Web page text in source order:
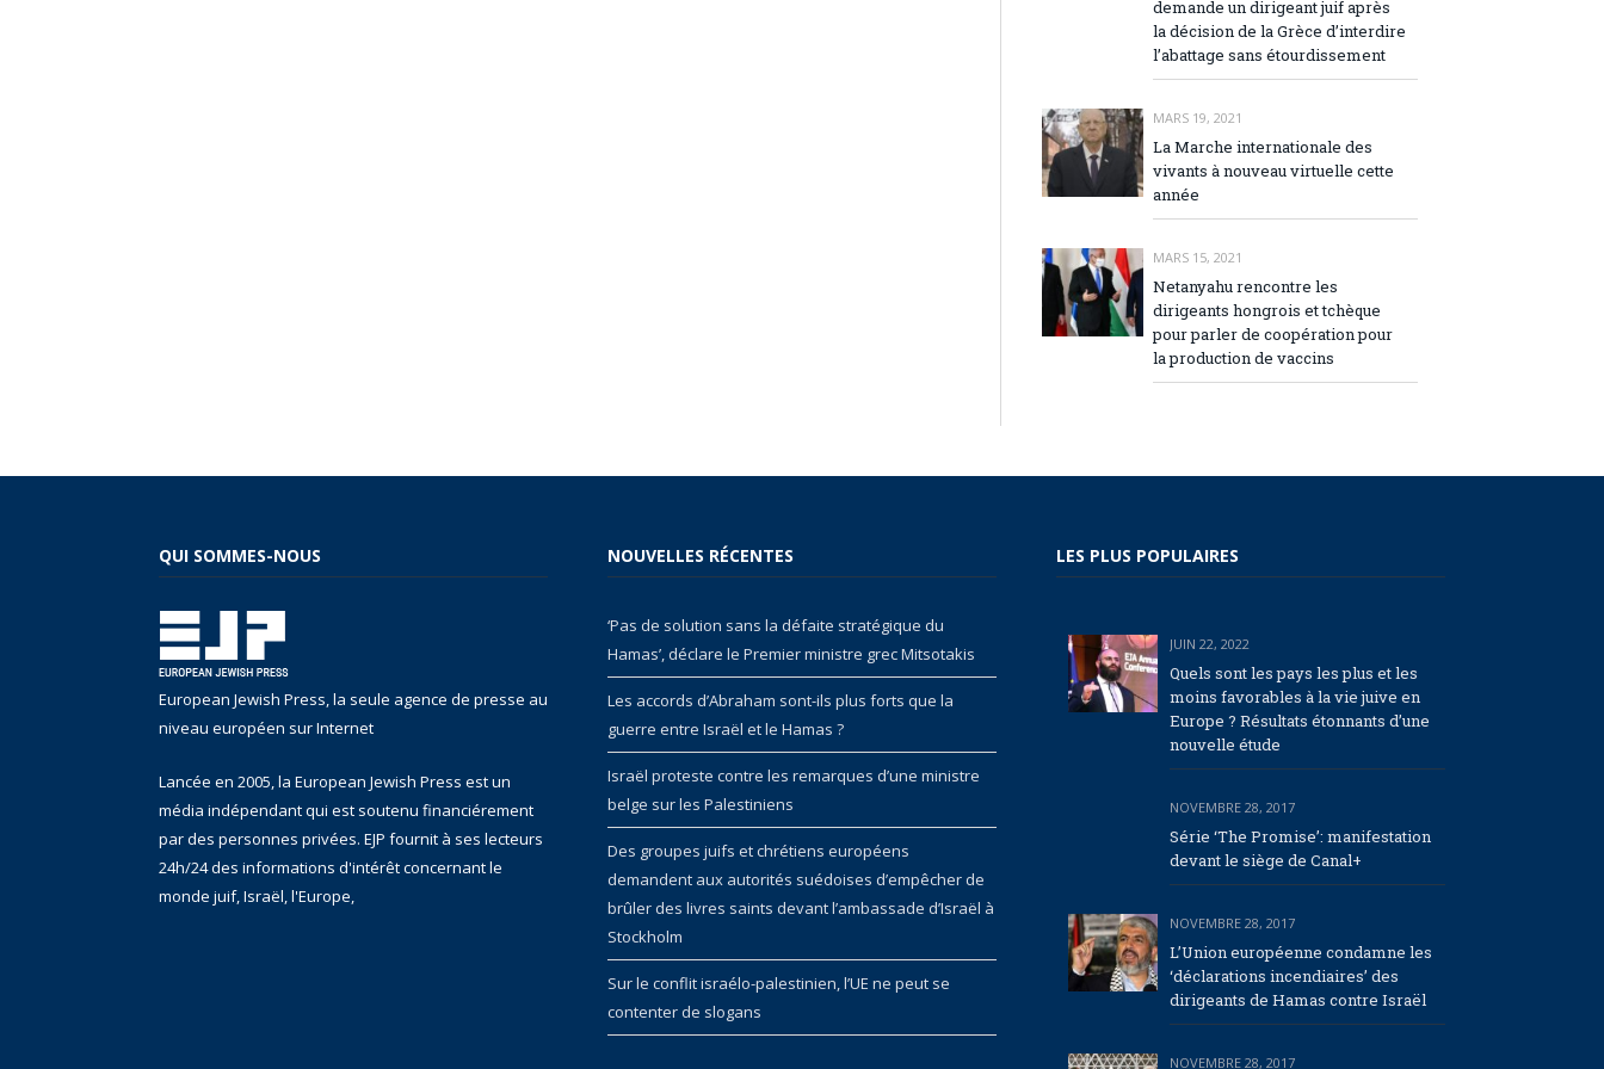
demande un dirigeant juif après
la décision de la Grèce d’interdire
l’abattage sans étourdissement
MARS 19, 2021
La Marche internationale des
vivants à nouveau virtuelle cette
année
MARS 15, 2021
Netanyahu rencontre les
dirigeants hongrois et tchèque
pour parler de coopération pour
la production de vaccins
QUI SOMMES-NOUS
European Jewish Press, la seule agence de presse au
niveau européen sur Internet
Lancée en 2005, la European Jewish Press est un
média indépendant qui est soutenu financiérement
par des personnes privées. EJP fournit à ses lecteurs
24h/24 des informations d'intérêt concernant le
monde juif, Israël, l'Europe,
NOUVELLES RÉCENTES
‘Pas de solution sans la défaite stratégique du
Hamas’, déclare le Premier ministre grec Mitsotakis
Les accords d’Abraham sont-ils plus forts que la
guerre entre Israël et le Hamas ?
Israël proteste contre les remarques d’une ministre
belge sur les Palestiniens
Des groupes juifs et chrétiens européens
demandent aux autorités suédoises d’empêcher de
brûler des livres saints devant l’ambassade d’Israël à
Stockholm
Sur le conflit israélo-palestinien, l’UE ne peut se
contenter de slogans
LES PLUS POPULAIRES
JUIN 22, 2022
Quels sont les pays les plus et les
moins favorables à la vie juive en
Europe ? Résultats étonnants d’une
nouvelle étude
NOVEMBRE 28, 2017
Série ‘The Promise’: manifestation
devant le siège de Canal+
NOVEMBRE 28, 2017
L’Union européenne condamne les
‘déclarations incendiaires’ des
dirigeants de Hamas contre Israël
NOVEMBRE 28, 2017